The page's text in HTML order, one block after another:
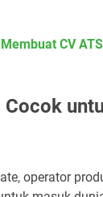
CV
Cocok
operator